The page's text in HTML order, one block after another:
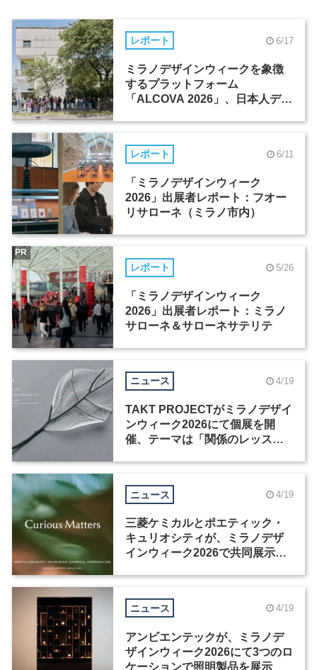
レポート 6/17
ミラノデザインウィークを象徴
するプラットフォーム
「ALCOVA 2026」、日本人デザ
レポート 6/11
「ミラノデザインウィーク
2026」出展者レポート：フオー
リサローネ（ミラノ市内）
レポート 5/26
「ミラノデザインウィーク
2026」出展者レポート：ミラノ
サローネ＆サローネサテリテ
PR
ニュース 4/19
TAKT PROJECTがミラノデザイ
ンウィーク2026にて個展を開
催、テーマは「関係のレッス
ニュース 4/19
三菱ケミカルとポエティック・
キュリオシティが、ミラノデザ
インウィーク2026で共同展示を
ニュース 4/19
アンビエンテックが、ミラノデ
ザインウィーク2026にて3つのロ
ケーションで照明製品を展示